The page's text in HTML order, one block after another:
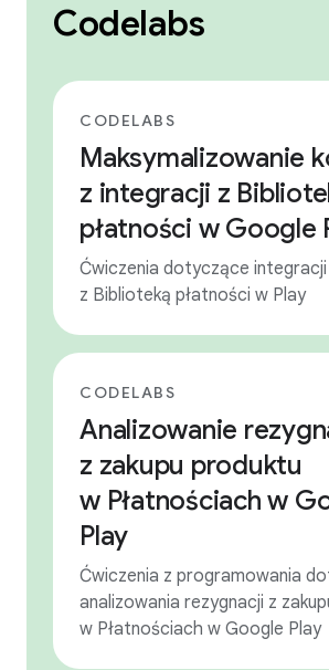
Codelabs
CODELABS
Maksymalizowanie
z integracji z
płatności w Google
Ćwiczenia dotyczące integracji
z Biblioteką płatności w Play
CODELABS
Analizowanie
z zakupu produktu
w Płatnościach w
Play
Ćwiczenia z programowania
analizowania rezygnacji z
w Płatnościach w Google Play